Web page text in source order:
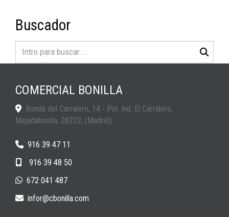
Buscador
COMERCIAL BONILLA
Ronda del Carralero, 14 - Pol. Ind. El Carralero,
Majadahonda, 28222, (Madrid)
916 39 47 11
916 39 48 50
672 041 487
infor
cbonilla.com